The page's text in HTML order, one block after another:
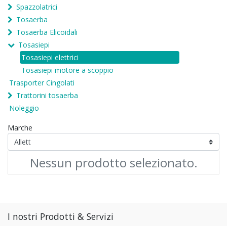
Spazzolatrici
Tosaerba
Tosaerba Elicoidali
Tosasiepi
Tosasiepi elettrici
Tosasiepi motore a scoppio
Trasporter Cingolati
Trattorini tosaerba
Noleggio
Marche
Nessun prodotto selezionato.
I nostri Prodotti & Servizi